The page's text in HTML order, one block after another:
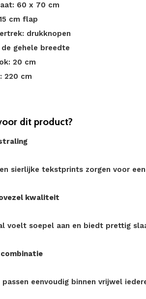
60 x 70 cm
cm flap
drukknopen
gehele breedte
20 cm
220 cm
dit product?
sierlijke tekstprints zorgen voor
kwaliteit
voelt soepel aan en biedt prettig
eenvoudig binnen vrijwel